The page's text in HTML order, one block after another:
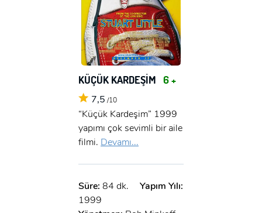
KÜÇÜK KARDEŞİM 6 +
7,5 /10
“Küçük Kardeşim” 1999
yapımı çok sevimli bir aile
filmi. Devamı...
Süre: 84 dk.
Yapım Yılı:
1999